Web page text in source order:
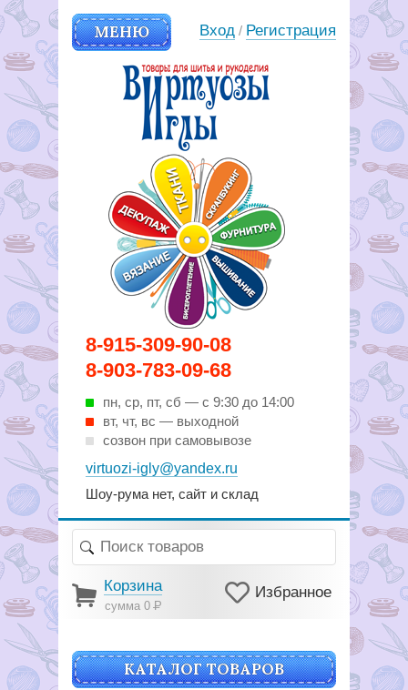
8-915-309-90-08
8-903-783-09-68
пн, ср, пт, cб — с 9:30 до 14:00
вт, чт, вс — выходной
созвон при самовывозе
virtuozi-igly@yandex.ru
Шоу-рума нет, сайт и склад
МЕНЮ
Вирутозы иглы. Товары для
шитья и рукоделья
Вход / Регистрация
Корзина
сумма 0Р
Избранное
КАТАЛОГ ТОВАРОВ